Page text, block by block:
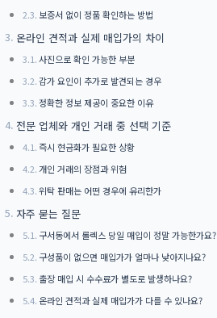
보증서 없이 정품 확인하는 방법
온라인 견적과 실제 매입가의 차이
사진으로 확인 가능한 부분
감가 요인이 추가로 발견되는 경우
정확한 정보 제공이 중요한 이유
전문 업체와 개인 거래 중 선택 기준
즉시 현금화가 필요한 상황
개인 거래의 장점과 위험
위탁 판매는 어떤 경우에 유리한가
자주 묻는 질문
구서동에서 롤렉스 당일 매입이 정말 가능한가요?
구성품이 없으면 매입가가 얼마나 낮아지나요?
출장 매입 시 수수료가 별도로 발생하나요?
온라인 견적과 실제 매입가가 다를 수 있나요?